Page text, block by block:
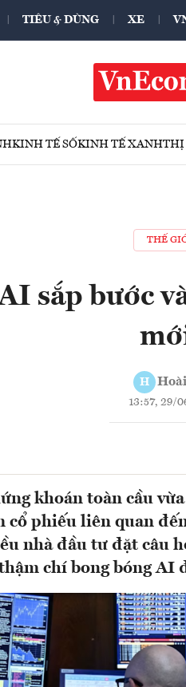
TIÊU & DÙNG XE
KINH TẾ SỐKINH TẾ XANHTHỊ
THẾ
sắp bước
H
13:57, 29/
khoán toàn cầu
cổ phiếu liên quan
nhà đầu tư đặt câu
chí bong bóng AI